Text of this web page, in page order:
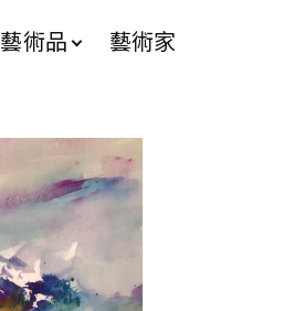
藝術品 藝術家